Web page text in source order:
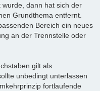
dann hat sich der
Grundthema entfernt.
Bereich ein neues
an der Trennstelle oder
gilt als
unbedingt unterlassen
fortlaufende